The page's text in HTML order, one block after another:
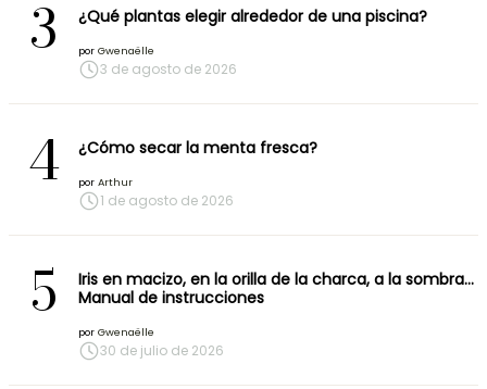
3 ¿Qué plantas elegir alrededor de una piscina?
por Gwenaëlle
3 de agosto de 2026
4 ¿Cómo secar la menta fresca?
por Arthur
1 de agosto de 2026
5
Iris en macizo, en la orilla de la charca, a la sombra…
Manual de instrucciones
por Gwenaëlle
30 de julio de 2026